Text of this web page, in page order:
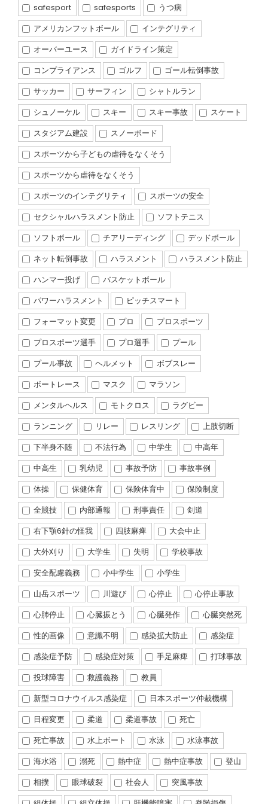
safesport safesports
うつ病
アメリカンフットボール
インテグリティ
オーバーユース
ガイドライン策定
コンプライアンス
ゴルフ
ゴール転倒事故
サッカー
サーフィン
シャトルラン
シュノーケル
スキー スキー事故
スケート
スタジアム建設
スノーボード
スポーツから子どもの虐待をなくそう
スポーツから虐待をなくそう
スポーツのインテグリティ
スポーツの安全
セクシャルハラスメント防止
ソフトテニス
ソフトボール
チアリーディング
デッドボール
ネット転倒事故
ハラスメント
ハラスメント防止
ハンマー投げ
バスケットボール
パワーハラスメント
ピッチスマート
フォーマット変更
プロ
プロスポーツ
プロスポーツ選手
プロ選手
プール
プール事故
ヘルメット
ボブスレー
ボートレース
マスク
マラソン
メンタルヘルス
モトクロス
ラグビー
ランニング
リレー レスリング
上肢切断
下半身不随
不法行為 中学生
中高年
中高生
乳幼児 事故予防
事故事例
体操
保健体育 保険体育中
保険制度
全競技
内部通報 刑事責任
剣道
右下顎6針の怪我
四肢麻痺
大会中止
大外刈り
大学生 失明
学校事故
安全配慮義務
小中学生
小学生
山岳スポーツ
川遊び 心停止
心停止事故
心肺停止
心臓振とう 心臓発作
心臓突然死
性的画像
意識不明 感染拡大防止
感染症
感染症予防
感染症対策 手足麻痺
打球事故
投球障害
救護義務
教員
新型コロナウイルス感染症
日本スポーツ仲裁機構
日程変更
柔道 柔道事故
死亡
死亡事故
水上ボート 水泳
水泳事故
海水浴
溺死 熱中症 熱中症事故
登山
相撲
眼球破裂 社会人
突風事故